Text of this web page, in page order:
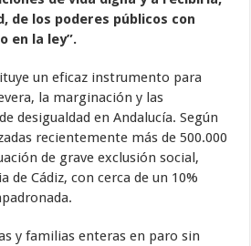
de los poderes públicos con
en la ley”.
un eficaz instrumento para
la marginación y las
desigualdad en Andalucía. Según
recientemente más de 500.000
de grave exclusión social,
de Cádiz, con cerca de un 10%
y familias enteras en paro sin